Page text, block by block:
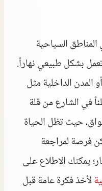
المناطق السياحية
بشكل طبيعي نهاراً.
المدن الداخلية مثل
في الشارع من قلة
حيث تظل الحياة
فرصة لمراجعة
يمكنك الاطلاع على
لأخذ فكرة عامة قبل